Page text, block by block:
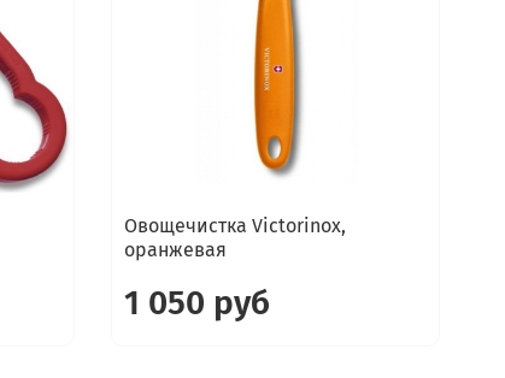
Овощечистка Victorinox,
оранжевая
1 050 руб